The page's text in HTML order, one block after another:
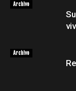
Archivo
Archivo